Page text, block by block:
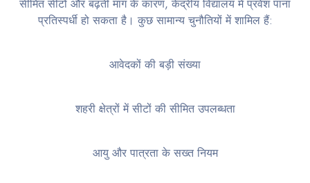
सीमित सीटों और बढ़ती मांग के कारण, केंद्रीय विद्यालय में प्रवेश पाना
प्रतिस्पर्धी हो सकता है। कुछ सामान्य चुनौतियों में शामिल हैं:
आवेदकों की बड़ी संख्या
शहरी क्षेत्रों में सीटों की सीमित उपलब्धता
आयु और पात्रता के सख्त नियम